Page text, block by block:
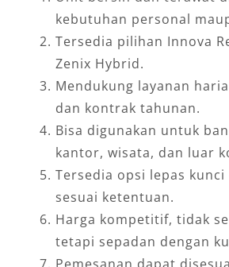
kebutuhan personal
Tersedia pilihan Innova
Zenix Hybrid.
Mendukung layanan
dan kontrak tahunan.
Bisa digunakan untuk
kantor, wisata, dan luar
Tersedia opsi lepas
sesuai ketentuan.
Harga kompetitif, tidak
tetapi sepadan dengan
Pemesanan dapat